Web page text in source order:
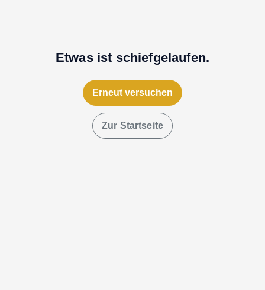
Etwas ist schiefgelaufen.
Erneut versuchen
Zur Startseite